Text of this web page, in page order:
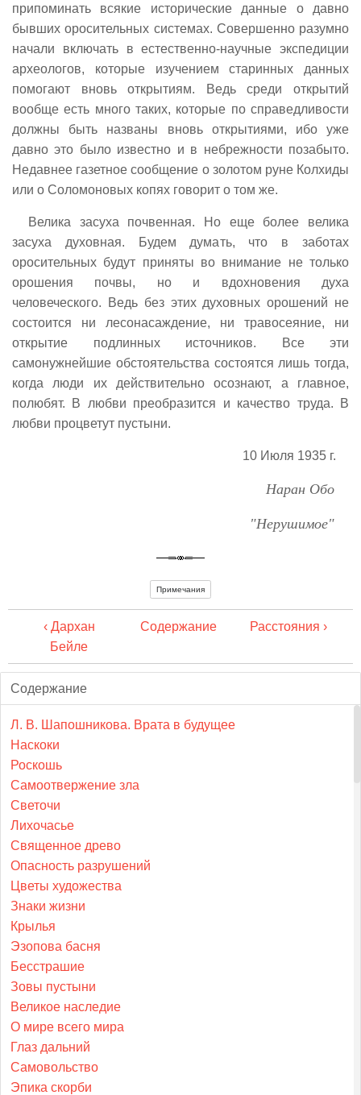
припоминать всякие исторические данные о давно
бывших оросительных системах. Совершенно разумно
начали включать в естественно-научные экспедиции
археологов, которые изучением старинных данных
помогают вновь открытиям. Ведь среди открытий
вообще есть много таких, которые по справедливости
должны быть названы вновь открытиями, ибо уже
давно это было известно и в небрежности позабыто.
Недавнее газетное сообщение о золотом руне Колхиды
или о Соломоновых копях говорит о том же.
Велика засуха почвенная. Но еще более велика
засуха духовная. Будем думать, что в заботах
оросительных будут приняты во внимание не только
орошения почвы, но и вдохновения духа
человеческого. Ведь без этих духовных орошений не
состоится ни лесонасаждение, ни травосеяние, ни
открытие подлинных источников. Все эти
самонужнейшие обстоятельства состоятся лишь тогда,
когда люди их действительно осознают, а главное,
полюбят. В любви преобразится и качество труда. В
любви процветут пустыни.
10 Июля 1935 г.
Наран Обо
"Нерушимое"
Примечания
‹ Дархан
Бейле
Содержание Расстояния ›
Содержание
Л. В. Шапошникова. Врата в будущее
Наскоки
Роскошь
Самоотвержение зла
Светочи
Лихочасье
Священное древо
Опасность разрушений
Цветы художества
Знаки жизни
Крылья
Эзопова басня
Бесстрашие
Зовы пустыни
Великое наследие
О мире всего мира
Глаз дальний
Самовольство
Эпика скорби